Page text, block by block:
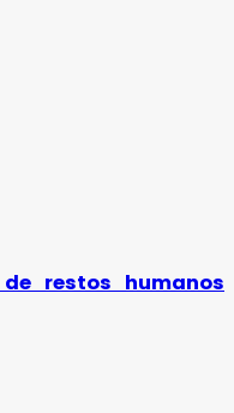
de restos humanos